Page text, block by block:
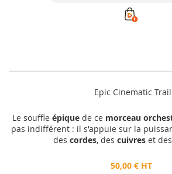
Epic Cinematic
Le souffle épique de ce morceau
pas indifférent : il s'appuie sur la
des cordes, des cuivres et des
50,00 € HT